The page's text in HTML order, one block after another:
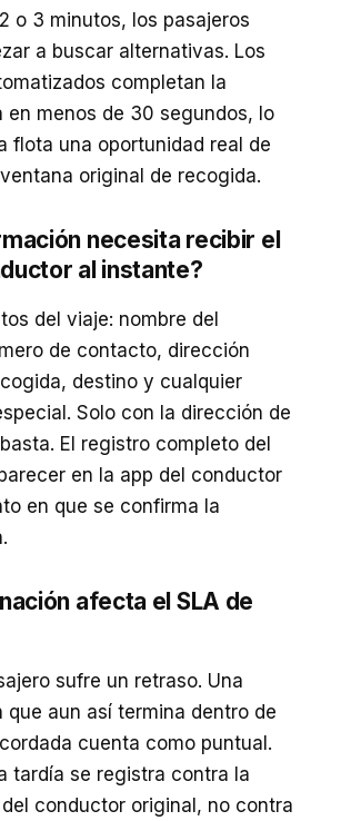
o 3 minutos, los pasajeros
a buscar alternativas. Los
completan la
en menos de 30 segundos, lo
flota una oportunidad real de
original de recogida.
necesita recibir el
al instante?
del viaje: nombre del
de contacto, dirección
destino y cualquier
Solo con la dirección de
El registro completo del
en la app del conductor
en que se confirma la
afecta el SLA de
sufre un retraso. Una
que aun así termina dentro de
cuenta como puntual.
tardía se registra contra la
conductor original, no contra